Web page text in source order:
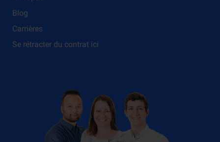
Blog
Carrières
Se rétracter du contrat ici